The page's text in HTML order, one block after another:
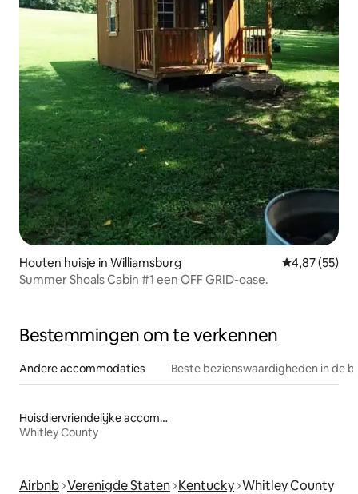
Houten huisje in Williamsburg Gemiddelde
4,87 (55)
Summer Shoals Cabin #1 een OFF GRID-oase.
Bestemmingen om te verkennen
Andere accommodaties Beste bezienswaardigheden in de
Huisdiervriendelijke accommodaties
Whitley County
Airbnb Verenigde Staten Kentucky Whitley County